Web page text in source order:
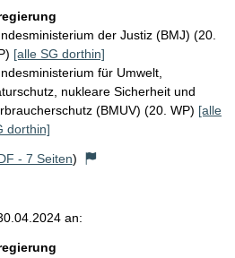
der Justiz (BMJ) (20.
[alle SG dorthin]
für Umwelt,
nukleare Sicherheit und
(BMUV) (20. WP) [alle
dorthin]
- 7 Seiten)
an: